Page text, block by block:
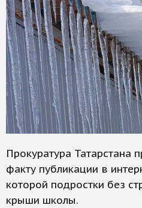
Прокуратура Татарстана
факту публикации в
которой подростки без
крыши школы.